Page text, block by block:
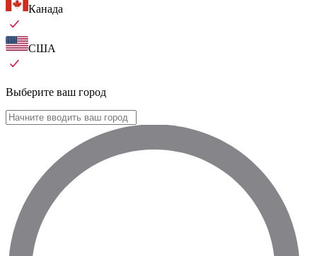
Канада
США
Выберите ваш город